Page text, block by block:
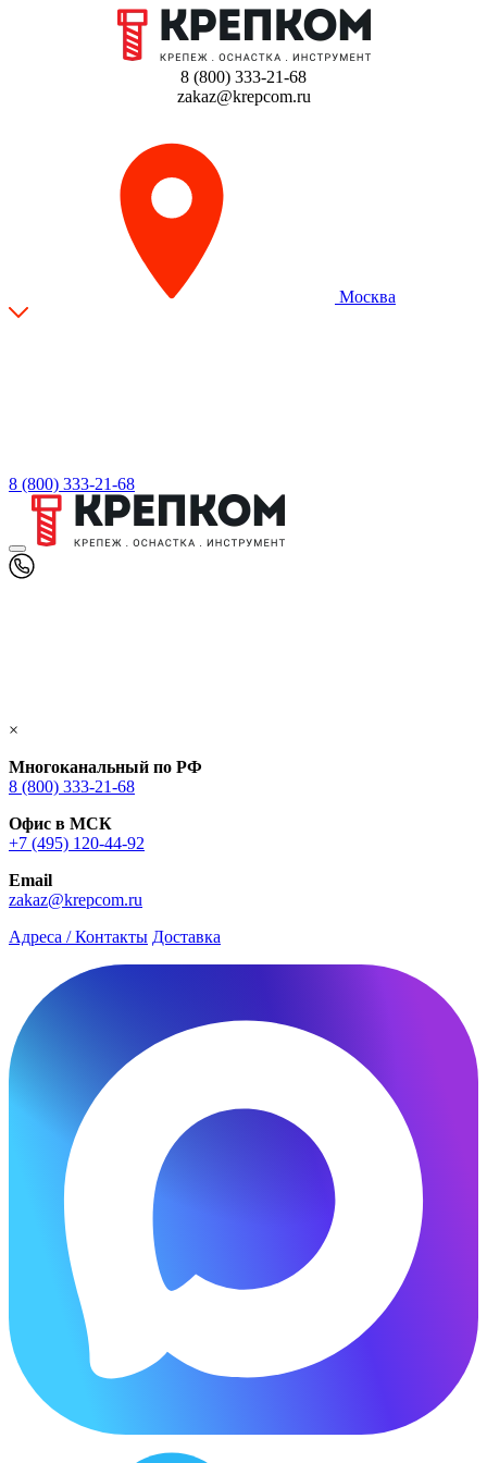
8 (800) 333-21-68
zakaz@krepcom.ru
Москва
8 (800) 333-21-68
×
Многоканальный по РФ
8 (800) 333‑21-68
Офис в МСК
+7 (495) 120-44-92
Email
zakaz@krepcom.ru
Адреса / Контакты Доставка